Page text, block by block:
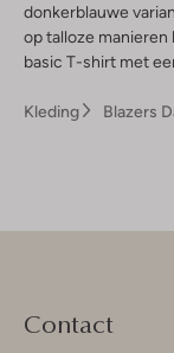
donkerblauwe
op talloze manieren
basic T-shirt met
Kleding
Blazers
Contact